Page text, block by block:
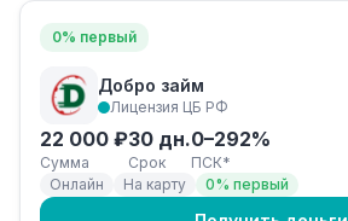
0% первый
Добро займ
Лицензия ЦБ РФ
22 000 ₽
Сумма
30 дн.
Срок
0–292%
ПСК*
Онлайн
На карту 0% первый